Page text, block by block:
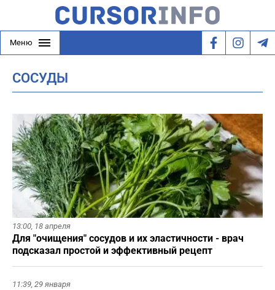
Меню
СОСУДЫ
13:00, 18 апреля
Для "очищения" сосудов и их эластичности - врач
подсказал простой и эффективный рецепт
11:39, 29 января